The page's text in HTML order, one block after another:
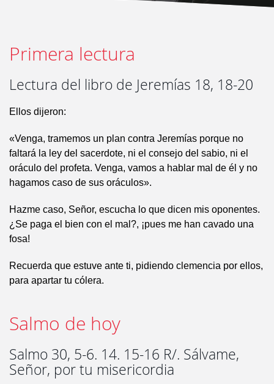
Primera lectura
Lectura del libro de Jeremías 18, 18-20
Ellos dijeron:
«Venga, tramemos un plan contra Jeremías porque no
faltará la ley del sacerdote, ni el consejo del sabio, ni el
oráculo del profeta. Venga, vamos a hablar mal de él y no
hagamos caso de sus oráculos».
Hazme caso, Señor, escucha lo que dicen mis oponentes.
¿Se paga el bien con el mal?, ¡pues me han cavado una
fosa!
Recuerda que estuve ante ti, pidiendo clemencia por ellos,
para apartar tu cólera.
Salmo de hoy
Salmo 30, 5-6. 14. 15-16 R/. Sálvame,
Señor, por tu misericordia